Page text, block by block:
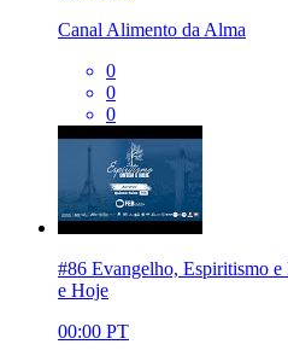
Canal Alimento da Alma
0
0
0
#86 Evangelho, Espiritismo
e Hoje
00:00 PT